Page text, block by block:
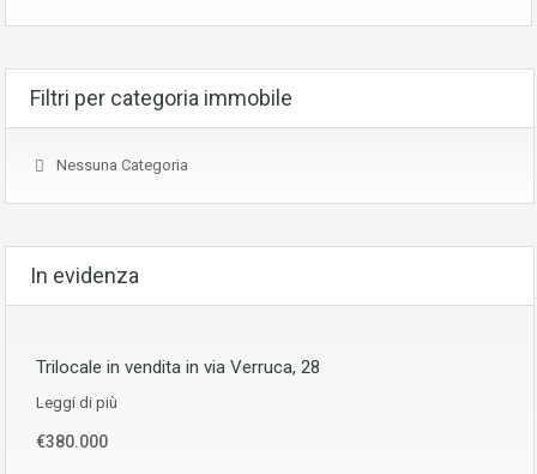
Filtri per categoria immobile
Nessuna Categoria
In evidenza
Trilocale in vendita in via Verruca, 28
Leggi di più
€380.000